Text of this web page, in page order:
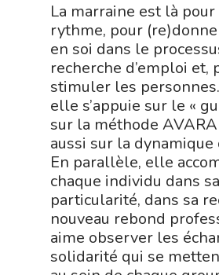
La marraine est là
rythme, pour
en soi dans le
recherche d’emploi et,
stimuler les
elle s’appuie sur le «
sur la méthode
aussi sur la dynamique
En parallèle, elle
chaque individu dans sa
particularité, dans sa
nouveau rebond
aime observer les
solidarité qui se